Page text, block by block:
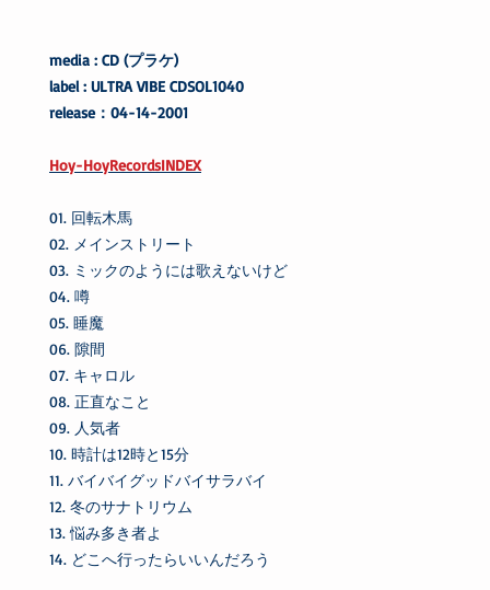
media : CD (プラケ)
label : ULTRA VIBE CDSOL1040
release：04-14-2001
Hoy-HoyRecordsINDEX
01. 回転木馬
02. メインストリート
03. ミックのようには歌えないけど
04. 噂
05. 睡魔
06. 隙間
07. キャロル
08. 正直なこと
09. 人気者
10. 時計は12時と15分
11. バイバイグッドバイサラバイ
12. 冬のサナトリウム
13. 悩み多き者よ
14. どこへ行ったらいいんだろう